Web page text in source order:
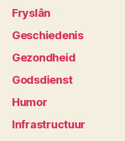
Fryslân
Geschiedenis
Gezondheid
Godsdienst
Humor
Infrastructuur